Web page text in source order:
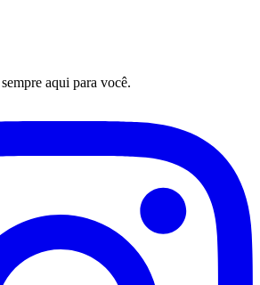
aqui para você.